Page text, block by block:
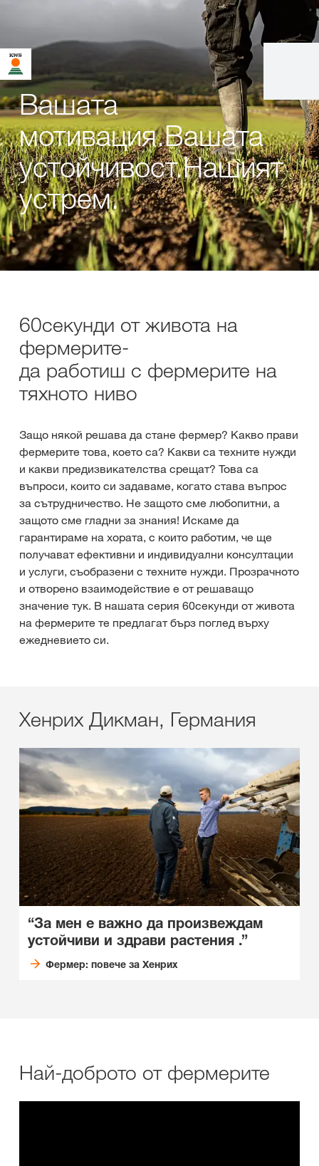
Вашата
мотивация.Вашата
устойчивост.Нашият
устрем.
60секунди от живота на
фермерите-
да работиш с фермерите на
тяхното ниво
Защо някой решава да стане фермер? Какво прави
фермерите това, което са? Какви са техните нужди
и какви предизвикателства срещат? Това са
въпроси, които си задаваме, когато става въпрос
за сътрудничество. Не защото сме любопитни, а
защото сме гладни за знания! Искаме да
гарантираме на хората, с които работим, че ще
получават ефективни и индивидуални консултации
и услуги, съобразени с техните нужди. Прозрачното
и отворено взаимодействие е от решаващо
значение тук. В нашата серия 60секунди от живота
на фермерите те предлагат бърз поглед върху
ежедневието си.
Хенрих Дикман, Германия
“За мен е важно да произвеждам
устойчиви и здрави растения .”
Фермер: повече за Хенрих
Най-доброто от фермерите